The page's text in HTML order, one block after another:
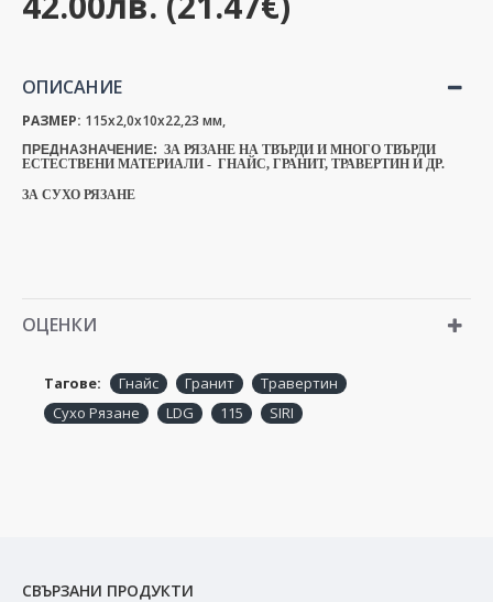
ОПИСАНИЕ
РАЗМЕР: 115x2,0x10x22,23 мм,
ПРЕДНАЗНАЧЕНИЕ: ЗА РЯЗАНЕ НА ТВЪРДИ И МНОГО ТВЪРДИ
ЕСТЕСТВЕНИ МАТЕРИАЛИ - ГНАЙС, ГРАНИТ, ТРАВЕРТИН И ДР.
ЗА СУХО РЯЗАНЕ
ОЦЕНКИ
Тагове: Гнайс Гранит
Травертин
Сухо Рязане
LDG 115 SIRI
СВЪРЗАНИ ПРОДУКТИ